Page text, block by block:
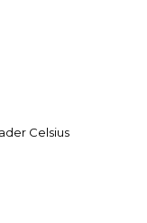
Celsius